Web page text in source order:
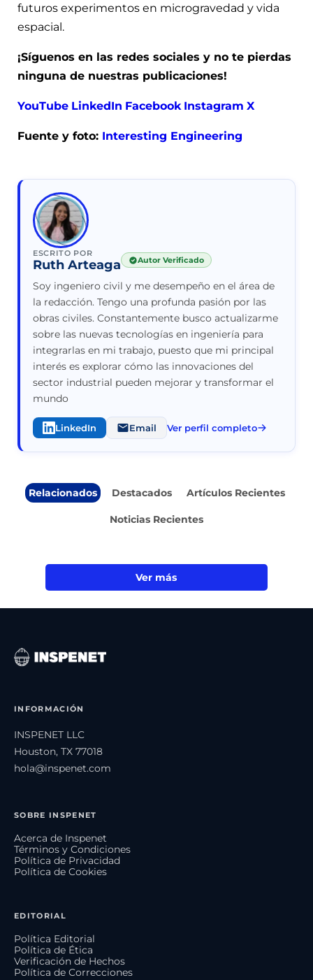
futuros experimentos en microgravedad y vida
espacial.
¡Síguenos en las redes sociales y no te pierdas
ninguna de nuestras publicaciones!
YouTube LinkedIn Facebook Instagram X
Fuente y foto: Interesting Engineering
ESCRITO POR
Ruth Arteaga Autor Verificado
Soy ingeniero civil y me desempeño en el área de
la redacción. Tengo una profunda pasión por las
obras civiles. Constantemente busco actualizarme
sobre las nuevas tecnologías en ingeniería para
integrarlas en mi trabajo, puesto que mi principal
interés es explorar cómo las innovaciones del
sector industrial pueden mejorar y transformar el
mundo
LinkedIn Email Ver perfil completo
Relacionados Destacados Artículos Recientes
Noticias Recientes
Ver más
INFORMACIÓN
INSPENET LLC
Houston, TX 77018
hola@inspenet.com
SOBRE INSPENET
Acerca de Inspenet
Términos y Condiciones
Política de Privacidad
Política de Cookies
EDITORIAL
Política Editorial
Política de Ética
Verificación de Hechos
Política de Correcciones